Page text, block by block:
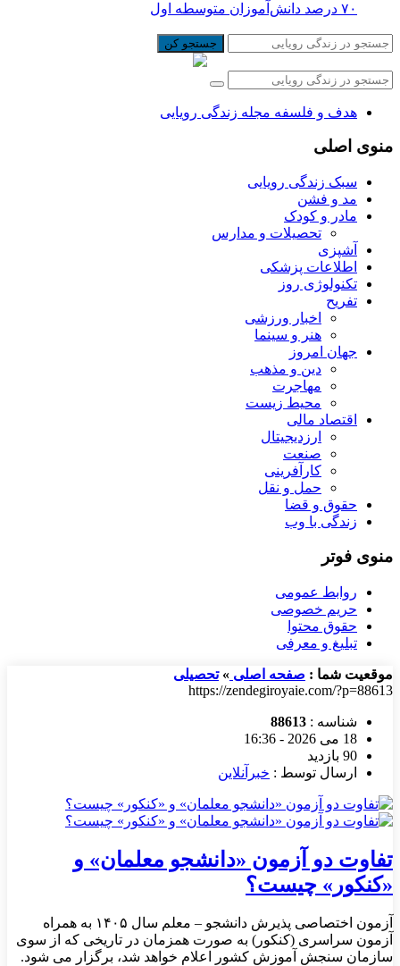
۷۰ درصد دانش‌آموزان متوسطه اول
جستجو کن
هدف و فلسفه مجله زندگی رویایی
منوی اصلی
سبک زندگی رویایی
مد و فشن
مادر و کودک
تحصیلات و مدارس
آشپزی
اطلاعات پزشکی
تکنولوژی روز
تفریح
اخبار ورزشی
هنر و سینما
جهان امروز
دین و مذهب
مهاجرت
محیط زیست
اقتصاد مالی
ارزدیجیتال
صنعت
کارآفرینی
حمل و نقل
حقوق و قضا
زندگی با وب
منوی فوتر
روابط عمومی
حریم خصوصی
حقوق محتوا
تبلیغ و معرفی
موقعیت شما : صفحه اصلی »تحصیلی
https://zendegiroyaie.com/?p=88613
شناسه : 88613
18 می 2026 - 16:36
90 بازدید
ارسال توسط : خبرآنلاین
تفاوت دو آزمون «دانشجو معلمان» و
«کنکور» چیست؟
آزمون اختصاصی پذیرش دانشجو – معلم سال ۱۴۰۵ به همراه
آزمون سراسری (کنکور) به صورت همزمان در تاریخی که از سوی
سازمان سنجش آموزش کشور اعلام خواهد شد، برگزار می شود.